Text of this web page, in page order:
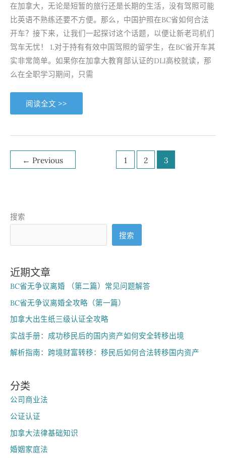
在加拿大，无论是短暂的旅行还是长期的生活，没有驾照可能
比英语不熟练还要不方便。那么，中国护照在BC省如何合法
开车？接下来，让我们一起探讨这个话题，以便让新老司机们
驾车无忧！ 1.对于持有有效中国驾照的留学生，在BC省开车其
实非常简单。如果你在加拿大教育部认证的DLI高校就读，那
么在全职学习期间，只需
在
加
拿
省
何
用
中
规
须
网
打
尽！
阅读全文 >>
← Previous 1 2 3
搜索
搜索
近期文章
BC省无争议离婚 （第二篇）常见问题解答
BC省无争议离婚全攻略（第一篇）
加拿大出生纸三级认证全攻略
实战手册：成功移民后的国内资产如何安全转移出境
解析指南：跨境财富转移：移民后如何合法转移国内资产
分类
公司商业法
公证认证
加拿大法律基础知识
婚姻家庭法